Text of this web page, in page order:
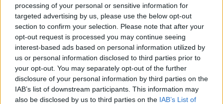
processing of your personal or sensitive information for
targeted advertising by us, please use the below opt-out
section to confirm your selection. Please note that after your
opt-out request is processed you may continue seeing
interest-based ads based on personal information utilized by
us or personal information disclosed to third parties prior to
your opt-out. You may separately opt-out of the further
disclosure of your personal information by third parties on the
IAB’s list of downstream participants. This information may
also be disclosed by us to third parties on the IAB’s List of
Santiago de Riba-Ul > Os Últimos dão nova vida à
antiga casa dos Socorros Mútuos
8/08/2026